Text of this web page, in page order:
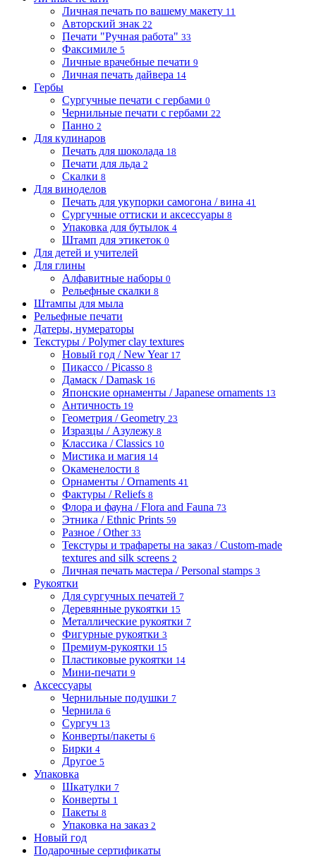
Личная печать по вашему макету 11
Авторский знак 22
Печати "Ручная работа" 33
Факсимиле 5
Личные врачебные печати 9
Личная печать дайвера 14
Гербы
Сургучные печати с гербами 0
Чернильные печати с гербами 22
Панно 2
Для кулинаров
Печать для шоколада 18
Печати для льда 2
Скалки 8
Для виноделов
Печать для укупорки самогона / вина 41
Сургучные оттиски и аксессуары 8
Упаковка для бутылок 4
Штамп для этикеток 0
Для детей и учителей
Для глины
Алфавитные наборы 0
Рельефные скалки 8
Штампы для мыла
Рельефные печати
Датеры, нумераторы
Текстуры / Polymer clay textures
Новый год / New Year 17
Пикассо / Picasso 8
Дамаск / Damask 16
Японские орнаменты / Japanese ornaments 13
Античность 19
Геометрия / Geometry 23
Изразцы / Азулежу 8
Классика / Classics 10
Мистика и магия 14
Окаменелости 8
Орнаменты / Ornaments 41
Фактуры / Reliefs 8
Флора и фауна / Flora and Fauna 73
Этника / Ethnic Prints 59
Разное / Other 33
Текстуры и трафареты на заказ / Custom-made
textures and silk screens 2
Личная печать мастера / Personal stamps 3
Рукоятки
Для сургучных печатей 7
Деревянные рукоятки 15
Металлические рукоятки 7
Фигурные рукоятки 3
Премиум-рукоятки 15
Пластиковые рукоятки 14
Мини-печати 9
Аксессуары
Чернильные подушки 7
Чернила 6
Сургуч 13
Конверты/пакеты 6
Бирки 4
Другое 5
Упаковка
Шкатулки 7
Конверты 1
Пакеты 8
Упаковка на заказ 2
Новый год
Подарочные сертификаты